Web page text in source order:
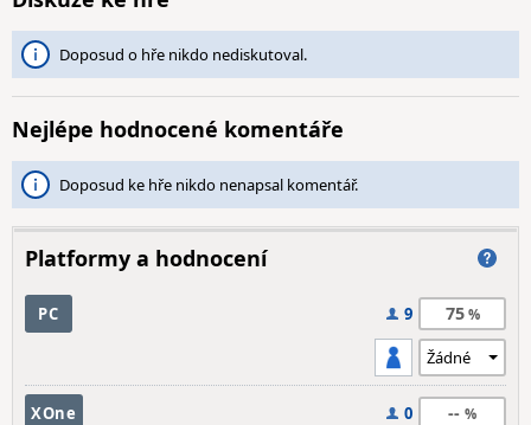
Doposud o hře nikdo nediskutoval.
Nejlépe hodnocené komentáře
Doposud ke hře nikdo nenapsal komentář.
Platformy a hodnocení
PC 9 75
XOne 0 --